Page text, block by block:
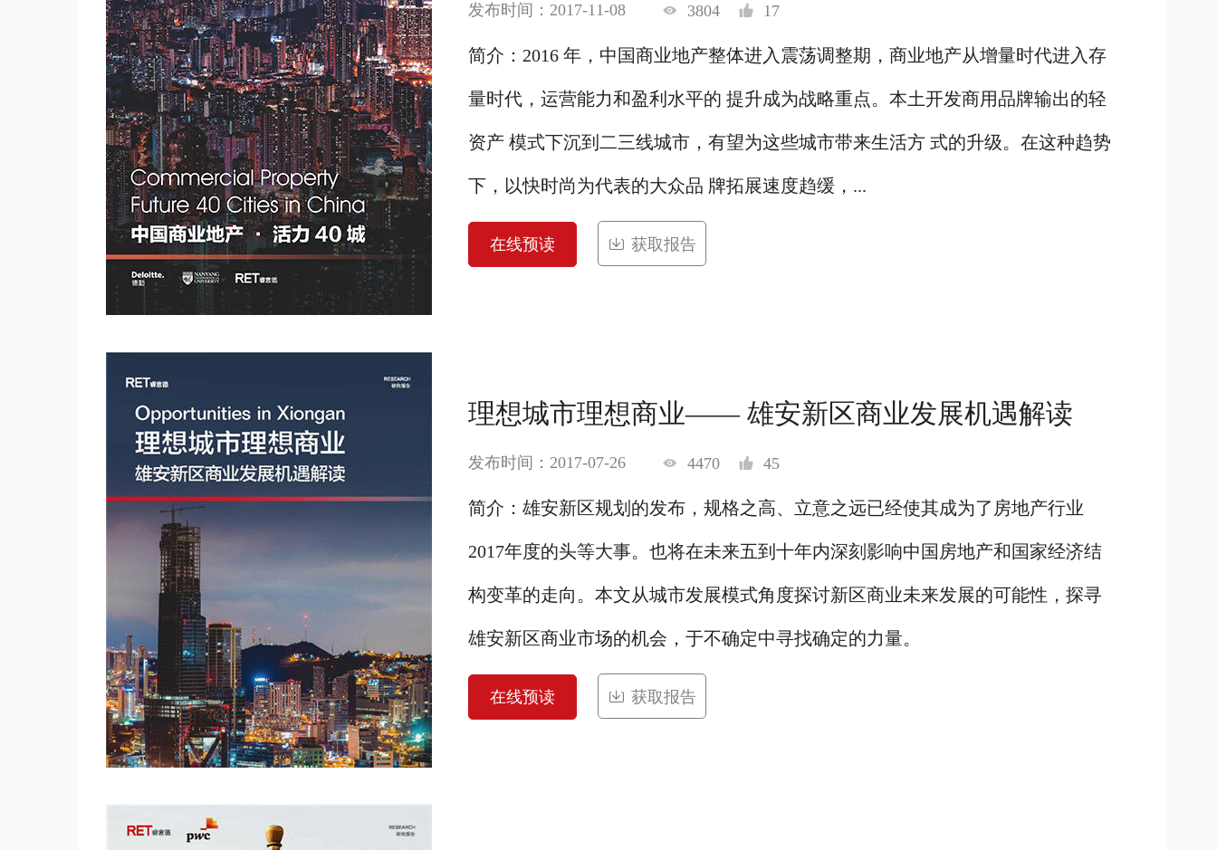
发布时间：2017-11-08 3804 17
简介：2016 年，中国商业地产整体进入震荡调整期，商业地产从增量时代进入存
量时代，运营能力和盈利水平的 提升成为战略重点。本土开发商用品牌输出的轻
资产 模式下沉到二三线城市，有望为这些城市带来生活方 式的升级。在这种趋势
下，以快时尚为代表的大众品 牌拓展速度趋缓，...
在线预读 获取报告
理想城市理想商业—— 雄安新区商业发展机遇解读
发布时间：2017-07-26 4470 45
简介：雄安新区规划的发布，规格之高、立意之远已经使其成为了房地产行业
2017年度的头等大事。也将在未来五到十年内深刻影响中国房地产和国家经济结
构变革的走向。本文从城市发展模式角度探讨新区商业未来发展的可能性，探寻
雄安新区商业市场的机会，于不确定中寻找确定的力量。
在线预读 获取报告